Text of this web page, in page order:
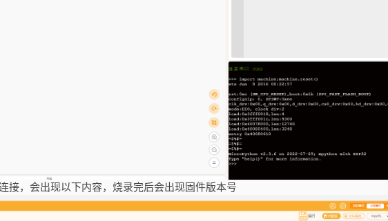
接，会出现以下内容，烧录完后会出现固件版本号